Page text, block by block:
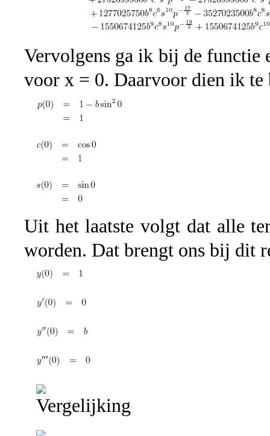
Vervolgens ga ik bij de functie
voor x = 0. Daarvoor dien ik te
Uit het laatste volgt dat alle
worden. Dat brengt ons bij dit